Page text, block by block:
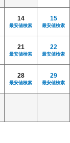
14
最安値検索
15
最安値検索
21
最安値検索
22
最安値検索
28
最安値検索
29
最安値検索